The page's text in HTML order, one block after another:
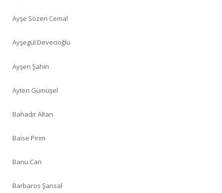
Ayşe Sözeri Cemal
Ayşegül Devecioğlu
Ayşen Şahin
Ayten Gümüşel
Bahadır Altan
Baise Pirim
Banu Can
Barbaros Şansal